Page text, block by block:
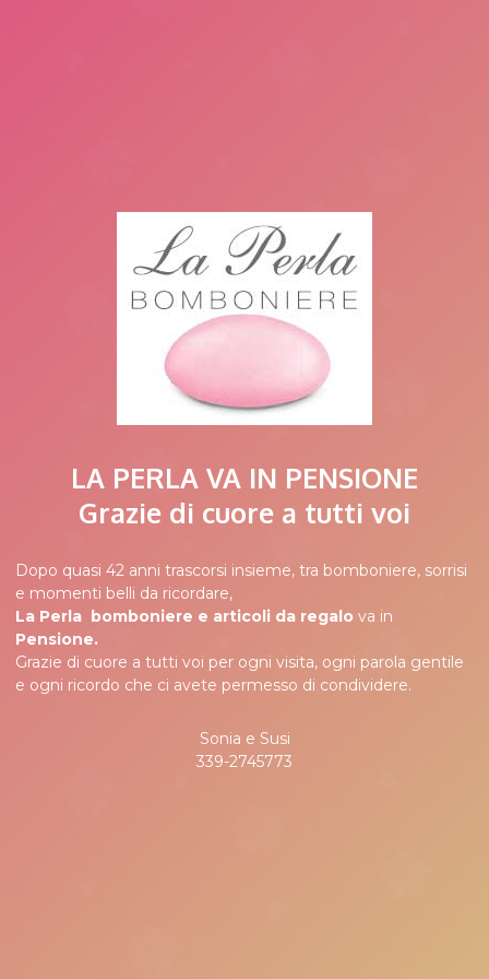
LA PERLA VA IN PENSIONE
Grazie di cuore a tutti voi
Dopo quasi 42 anni trascorsi insieme, tra bomboniere, sorrisi
e momenti belli da ricordare,
La Perla bomboniere e articoli da regalo va in
Pensione.
Grazie di cuore a tutti voi per ogni visita, ogni parola gentile
e ogni ricordo che ci avete permesso di condividere.
Sonia e Susi
339-2745773